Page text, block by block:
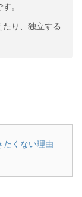
。
り、独立する
たくない理由